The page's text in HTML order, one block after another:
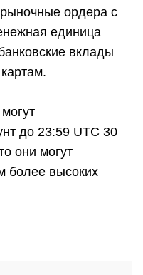
ордера с
единица
вклады
до 23:59 UTC 30
они могут
более высоких